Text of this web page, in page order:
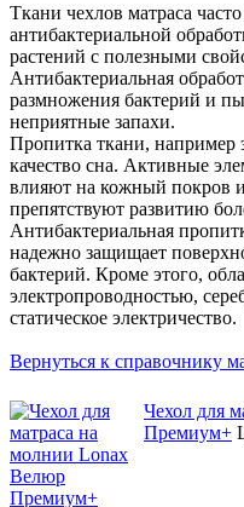
Ткани чехлов матраса
антибактериальной
растений с полезными
Антибактериальная
размножения бактерий и
неприятные запахи.
Пропитка ткани, например
качество сна. Активные
влияют на кожный покров
препятствуют развитию
Антибактериальная
надежно защищает
бактерий. Кроме этого,
электропроводностью,
статическое электричество.
Вернуться к справочнику
Чехол для
Премиум+